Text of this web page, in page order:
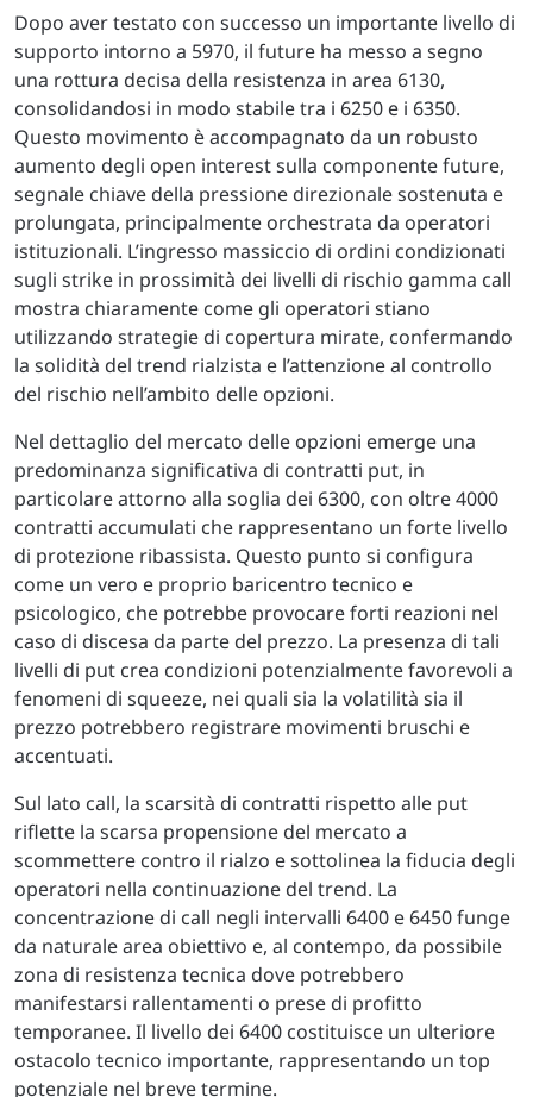
Dopo aver testato con successo un importante livello di
supporto intorno a 5970, il future ha messo a segno
una rottura decisa della resistenza in area 6130,
consolidandosi in modo stabile tra i 6250 e i 6350.
Questo movimento è accompagnato da un robusto
aumento degli open interest sulla componente future,
segnale chiave della pressione direzionale sostenuta e
prolungata, principalmente orchestrata da operatori
istituzionali. L’ingresso massiccio di ordini condizionati
sugli strike in prossimità dei livelli di rischio gamma call
mostra chiaramente come gli operatori stiano
utilizzando strategie di copertura mirate, confermando
la solidità del trend rialzista e l’attenzione al controllo
del rischio nell’ambito delle opzioni.
Nel dettaglio del mercato delle opzioni emerge una
predominanza significativa di contratti put, in
particolare attorno alla soglia dei 6300, con oltre 4000
contratti accumulati che rappresentano un forte livello
di protezione ribassista. Questo punto si configura
come un vero e proprio baricentro tecnico e
psicologico, che potrebbe provocare forti reazioni nel
caso di discesa da parte del prezzo. La presenza di tali
livelli di put crea condizioni potenzialmente favorevoli a
fenomeni di squeeze, nei quali sia la volatilità sia il
prezzo potrebbero registrare movimenti bruschi e
accentuati.
Sul lato call, la scarsità di contratti rispetto alle put
riflette la scarsa propensione del mercato a
scommettere contro il rialzo e sottolinea la fiducia degli
operatori nella continuazione del trend. La
concentrazione di call negli intervalli 6400 e 6450 funge
da naturale area obiettivo e, al contempo, da possibile
zona di resistenza tecnica dove potrebbero
manifestarsi rallentamenti o prese di profitto
temporanee. Il livello dei 6400 costituisce un ulteriore
ostacolo tecnico importante, rappresentando un top
potenziale nel breve termine.